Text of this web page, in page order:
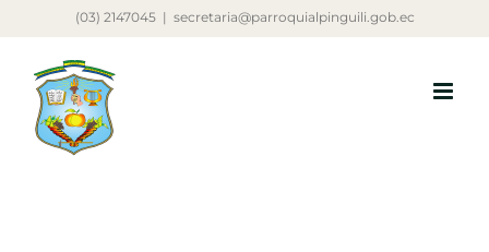
contenido
(03) 2147045 | secretaria@parroquialpinguili.gob.ec